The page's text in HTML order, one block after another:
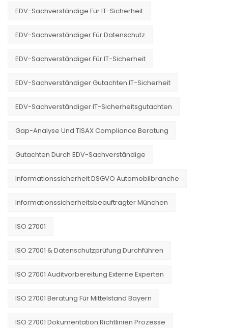
EDV-Sachverständige Für IT-Sicherheit
EDV-Sachverständiger Für Datenschutz
EDV-Sachverständiger Für IT-Sicherheit
EDV-Sachverständiger Gutachten IT-Sicherheit
EDV-Sachverständiger IT-Sicherheitsgutachten
Gap-Analyse Und TISAX Compliance Beratung
Gutachten Durch EDV-Sachverständige
Informationssicherheit DSGVO Automobilbranche
Informationssicherheitsbeauftragter München
ISO 27001
ISO 27001 & Datenschutzprüfung Durchführen
ISO 27001 Auditvorbereitung Externe Experten
ISO 27001 Beratung Für Mittelstand Bayern
ISO 27001 Dokumentation Richtlinien Prozesse